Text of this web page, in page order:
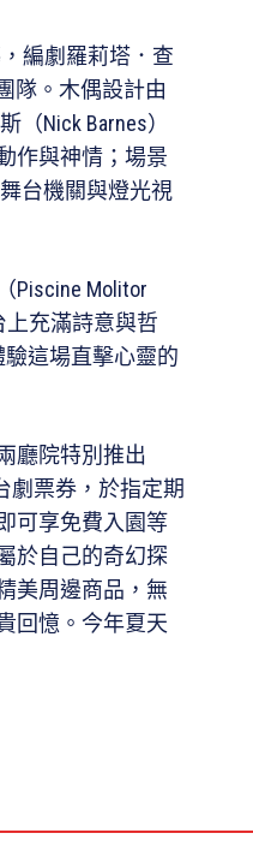
編劇羅莉塔．查
隊。木偶設計由
（Nick Barnes）
作與神情；場景
台機關與燈光視
Piscine Molitor
上充滿詩意與哲
這場直擊心靈的
廳院特別推出
劇票券，於指定期
可享免費入園等
於自己的奇幻探
美周邊商品，無
回憶。今年夏天